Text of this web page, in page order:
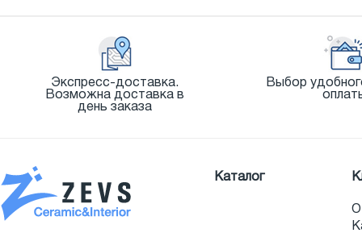
Экспресс-доставка.
Возможна доставка в
день заказа
Выбор
Каталог
О